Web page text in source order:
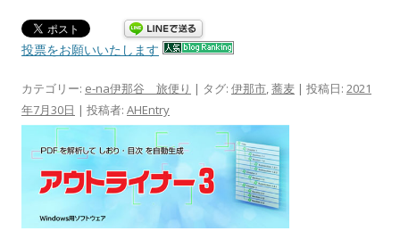
投票をお願いいたします
カテゴリー: e-na伊那谷 旅便り | タグ: 伊那市,蕎麦 | 投稿日: 2021
年7月30日 | 投稿者: AHEntry